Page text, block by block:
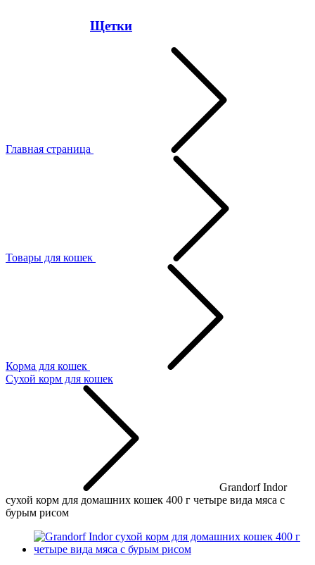
Щетки
Главная страница
Товары для кошек
Корма для кошек
Сухой корм для кошек
Grandorf Indor
сухой корм для домашних кошек 400 г четыре вида мяса с
бурым рисом